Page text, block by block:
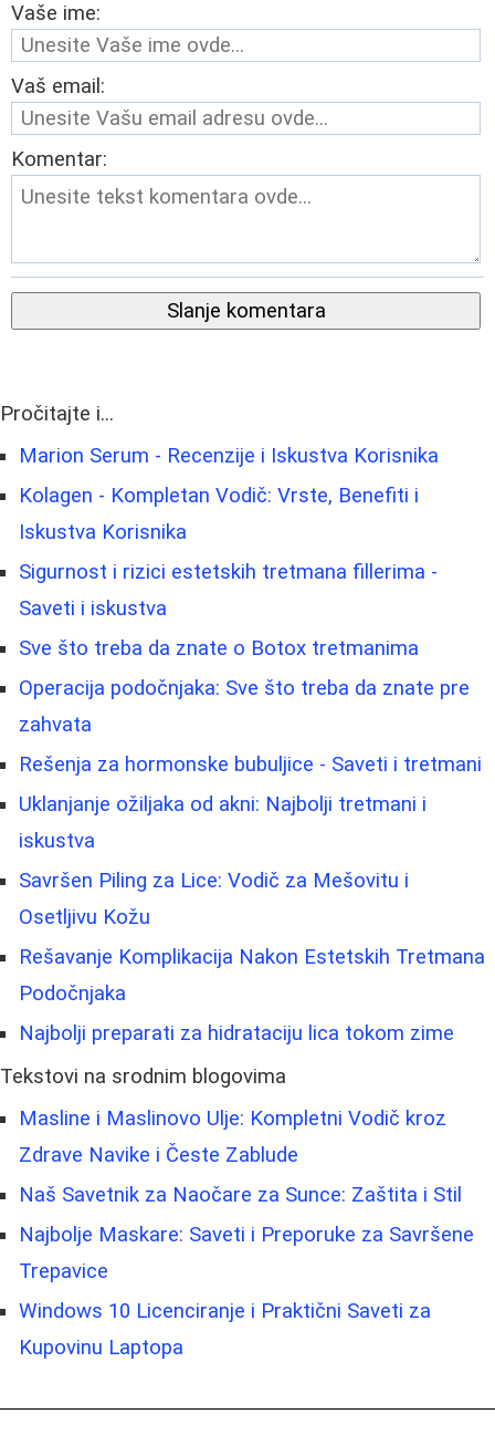
Vaše ime:
Vaš email:
Komentar:
Slanje komentara
Pročitajte i...
Marion Serum - Recenzije i Iskustva Korisnika
Kolagen - Kompletan Vodič: Vrste, Benefiti i
Iskustva Korisnika
Sigurnost i rizici estetskih tretmana fillerima -
Saveti i iskustva
Sve što treba da znate o Botox tretmanima
Operacija podočnjaka: Sve što treba da znate pre
zahvata
Rešenja za hormonske bubuljice - Saveti i tretmani
Uklanjanje ožiljaka od akni: Najbolji tretmani i
iskustva
Savršen Piling za Lice: Vodič za Mešovitu i
Osetljivu Kožu
Rešavanje Komplikacija Nakon Estetskih Tretmana
Podočnjaka
Najbolji preparati za hidrataciju lica tokom zime
Tekstovi na srodnim blogovima
Masline i Maslinovo Ulje: Kompletni Vodič kroz
Zdrave Navike i Česte Zablude
Naš Savetnik za Naočare za Sunce: Zaštita i Stil
Najbolje Maskare: Saveti i Preporuke za Savršene
Trepavice
Windows 10 Licenciranje i Praktični Saveti za
Kupovinu Laptopa